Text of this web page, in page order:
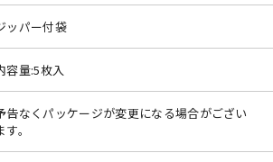
ッパー付袋
容量:5枚入
告なくパッケージが変更になる場合がござい
す。